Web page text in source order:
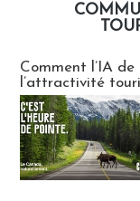
Comment l’IA
l’attractivité